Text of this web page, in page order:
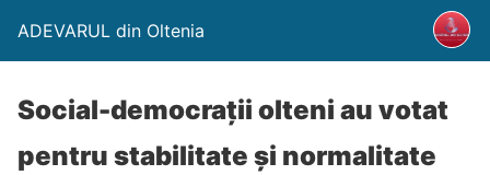
ADEVARUL din Oltenia
Social-democrații olteni au votat
pentru stabilitate și normalitate